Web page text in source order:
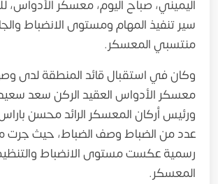
اليميني، صباح اليوم، معسكر الأدواس،
سير تنفيذ المهام ومستوى الانضباط
منتسبي المعسكر.
وكان في استقبال قائد المنطقة لدى
معسكر الأدواس العقيد الركن سعد سعيد
ورئيس أركان المعسكر الرائد محسن
عدد من الضباط وصف الضباط، حيث جرت
رسمية عكست مستوى الانضباط
المعسكر.